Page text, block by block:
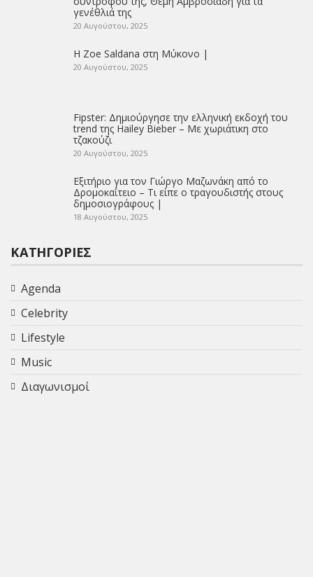
γενέθλιά της
20 Αυγούστου, 2025
Η Zoe Saldana στη Μύκονο |
20 Αυγούστου, 2025
Fipster: Δημιούργησε την ελληνική εκδοχή του
trend της Hailey Bieber – Με χωριάτικη στο
τζακούζι
20 Αυγούστου, 2025
Εξιτήριο για τον Γιώργο Μαζωνάκη από το
Δρομοκαΐτειο – Τι είπε ο τραγουδιστής στους
δημοσιογράφους |
18 Αυγούστου, 2025
ΚΑΤΗΓΟΡΊΕΣ
Agenda
Celebrity
Lifestyle
Music
Διαγωνισμοί